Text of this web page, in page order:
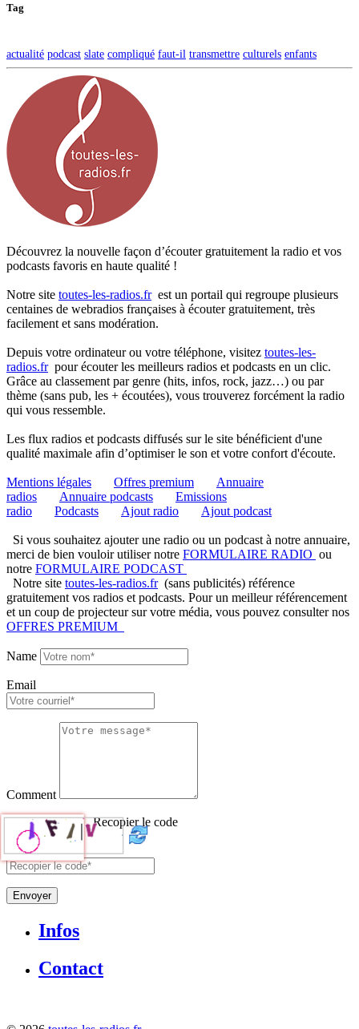
Tag
actualité podcast slate compliqué faut-il transmettre culturels enfants
Découvrez la nouvelle façon d’écouter gratuitement la radio et vos
podcasts favoris en haute qualité !
Notre site toutes-les-radios.frest un portail qui regroupe plusieurs
centaines de webradios françaises à écouter gratuitement, très
facilement et sans modération.
Depuis votre ordinateur ou votre téléphone, visitez toutes-les-
radios.frpour écouter les meilleurs radios et podcasts en un clic.
Grâce au classement par genre (hits, infos, rock, jazz…) ou par
thème (sans pub, les + écoutées), vous trouverez forcément la radio
qui vous ressemble.
Les flux radios et podcasts diffusés sur le site bénéficient d'une
qualité maximale afin d’optimiser le son et votre confort d'écoute.
Mentions légales Offres premium
Annuaire
radios
Annuaire podcasts
Emissions
radio
Podcasts Ajout radio Ajout podcast
Si vous souhaitez ajouter une radio ou un podcast à notre annuaire,
merci de bien vouloir utiliser notre FORMULAIRE RADIO ou
notre FORMULAIRE PODCAST
Notre site toutes-les-radios.fr(sans publicités) référence
gratuitement vos radios et podcasts. Pour un meilleur référencement
et un coup de projecteur sur votre média, vous pouvez consulter nos
OFFRES PREMIUM
Name
Email
Comment
Recopier le code
Envoyer
Infos
Contact